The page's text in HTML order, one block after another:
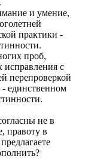
и умение,
практики -
проб,
с
перепроверкой
- единственном
не в
правоту в